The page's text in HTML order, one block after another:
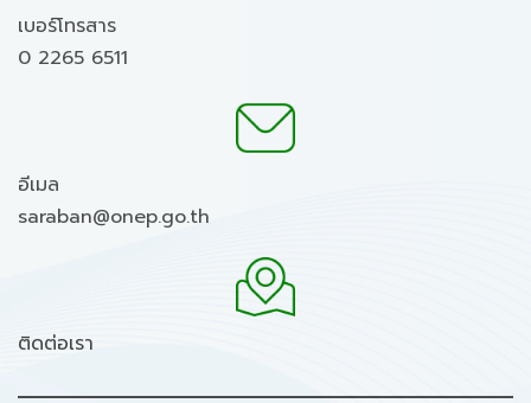
เบอร์โทรสาร
0 2265 6511
อีเมล
saraban@onep.go.th
ติดต่อเรา